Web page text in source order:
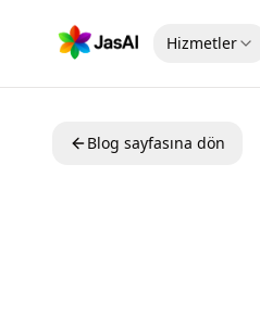
Hizmetler
Blog sayfasına dön